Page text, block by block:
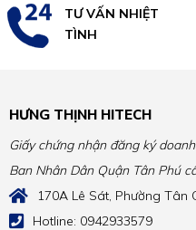
VẬN CHUYỂN
SIÊU TỐC
HƯNG THỊNH HITECH
Giấy chứng nhận đăng ký
Ban Nhân Dân Quận Tân Phú
170A Lê Sát, Phường Tân
Hotline: 0942933579